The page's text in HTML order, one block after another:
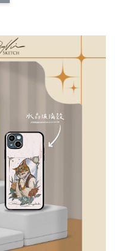
-
NT$ 225
加入購物車